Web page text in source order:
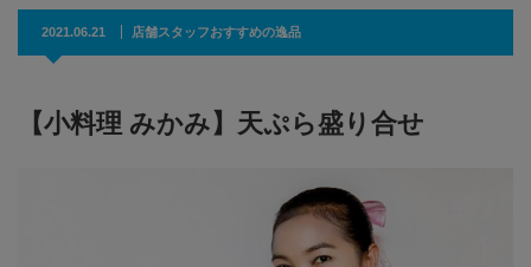
2021.06.21 店舗スタッフおすすめの逸品
【小料理 みかみ】天ぷら盛り合せ